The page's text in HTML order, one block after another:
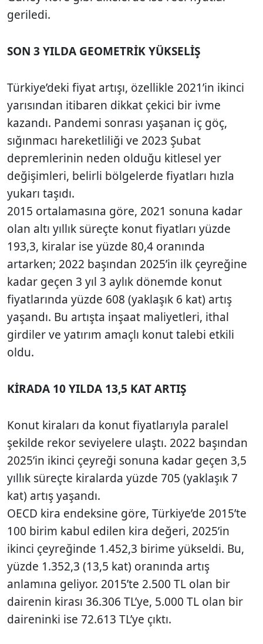
geriledi.
SON 3 YILDA GEOMETRİK YÜKSELİŞ
Türkiye’deki fiyat artışı, özellikle 2021’in ikinci
yarısından itibaren dikkat çekici bir ivme
kazandı. Pandemi sonrası yaşanan iç göç,
sığınmacı hareketliliği ve 2023 Şubat
depremlerinin neden olduğu kitlesel yer
değişimleri, belirli bölgelerde fiyatları hızla
yukarı taşıdı.
2015 ortalamasına göre, 2021 sonuna kadar
olan altı yıllık süreçte konut fiyatları yüzde
193,3, kiralar ise yüzde 80,4 oranında
artarken; 2022 başından 2025’in ilk çeyreğine
kadar geçen 3 yıl 3 aylık dönemde konut
fiyatlarında yüzde 608 (yaklaşık 6 kat) artış
yaşandı. Bu artışta inşaat maliyetleri, ithal
girdiler ve yatırım amaçlı konut talebi etkili
oldu.
KİRADA 10 YILDA 13,5 KAT ARTIŞ
Konut kiraları da konut fiyatlarıyla paralel
şekilde rekor seviyelere ulaştı. 2022 başından
2025’in ikinci çeyreği sonuna kadar geçen 3,5
yıllık süreçte kiralarda yüzde 705 (yaklaşık 7
kat) artış yaşandı.
OECD kira endeksine göre, Türkiye’de 2015’te
100 birim kabul edilen kira değeri, 2025’in
ikinci çeyreğinde 1.452,3 birime yükseldi. Bu,
yüzde 1.352,3 (13,5 kat) oranında artış
anlamına geliyor. 2015’te 2.500 TL olan bir
dairenin kirası 36.306 TL’ye, 5.000 TL olan bir
daireninki ise 72.613 TL’ye çıktı.